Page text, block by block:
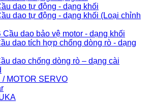
dao tự động - dạng khối
dao tự động - dạng khối (Loại chỉnh
Cầu dao bảo vệ motor - dạng khối
dao tích hợp chống dòng rò - dạng
dao chống dòng rò – dạng cài
/ MOTOR SERVO